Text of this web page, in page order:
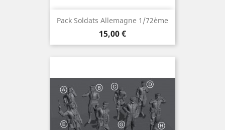
Pack Soldats Allemagne 1/72ème
Prix
15,00 €